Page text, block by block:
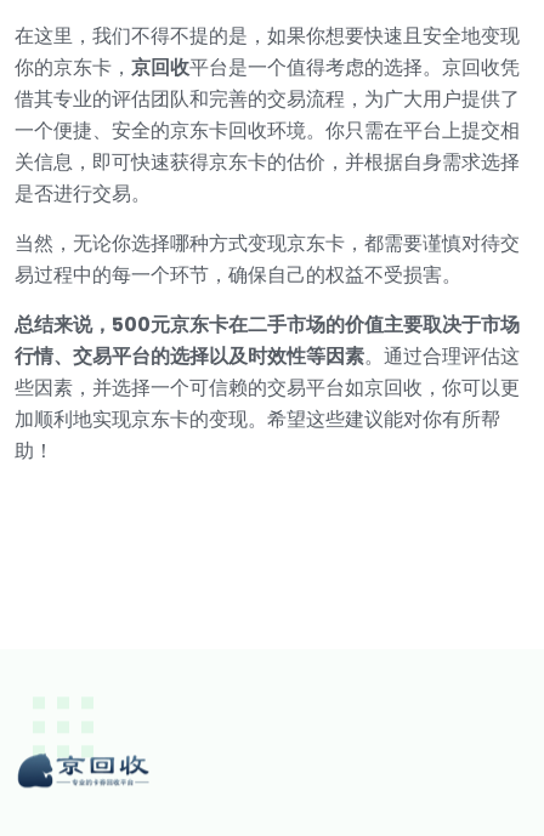
在这里，我们不得不提的是，如果你想要快速且安全地变现
你的京东卡， 京回收平台是一个值得考虑的选择。京回收凭
借其专业的评估团队和完善的交易流程，为广大用户提供了
一个便捷、安全的京东卡回收环境。你只需在平台上提交相
关信息，即可快速获得京东卡的估价，并根据自身需求选择
是否进行交易。
当然，无论你选择哪种方式变现京东卡，都需要谨慎对待交
易过程中的每一个环节，确保自己的权益不受损害。
总结来说，500元京东卡在二手市场的价值主要取决于市场
行情、交易平台的选择以及时效性等因素。通过合理评估这
些因素，并选择一个可信赖的交易平台如京回收，你可以更
加顺利地实现京东卡的变现。希望这些建议能对你有所帮
助！